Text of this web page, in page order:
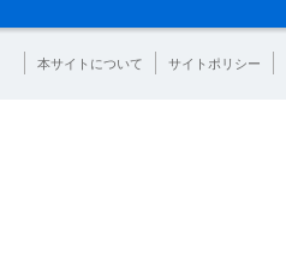
本サイトについて サイトポリシー